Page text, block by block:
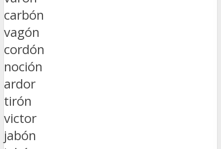
carbón
vagón
cordón
noción
ardor
tirón
victor
jabón